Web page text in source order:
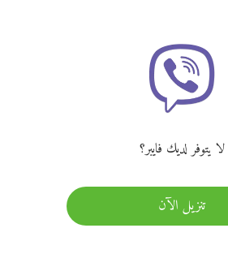
لا يتوفر لديك فايبر؟
تنزيل الآن